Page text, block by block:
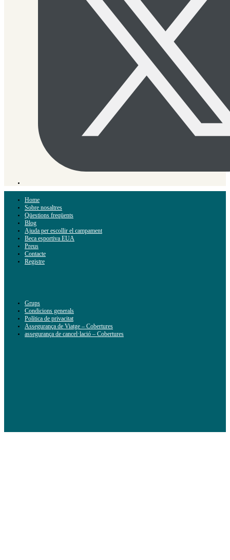
Home
Sobre nosaltres
Qüestions freqüents
Blog
Ajuda per escollir el campament
Beca esportiva EUA
Preus
Contacte
Registre
Grups
Condicions generals
Política de privacitat
Assegurança de Viatge – Cobertures
assegurança de cancel·lació – Cobertures